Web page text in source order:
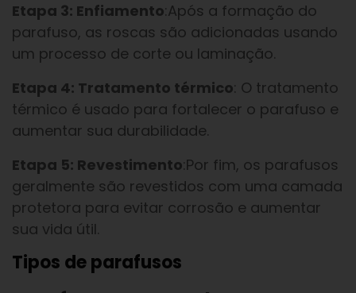
Etapa 3: Enfiamento:Após a formação do
parafuso, as roscas são adicionadas usando
um processo de corte ou laminação.
Etapa 4: Tratamento térmico: O tratamento
térmico é usado para fortalecer o parafuso e
aumentar sua durabilidade.
Etapa 5: Revestimento:Por fim, os parafusos
geralmente são revestidos com uma camada
protetora para evitar corrosão e aumentar
sua vida útil.
Tipos de parafusos